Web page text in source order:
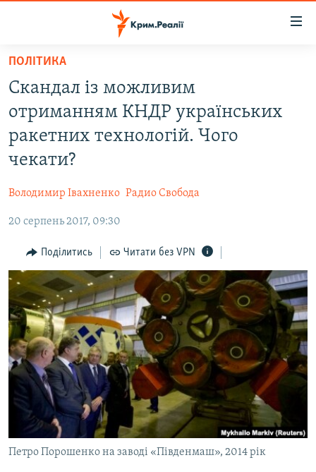
Перейти
основного
матеріалу
Перейти
до
основної
Перейти
до
ВОДА.КРИМ
ВІДЕО ТА ФОТО
ПОЛІТИКА
ПОГЛЯД
ІНТЕРВ'Ю
ВСЕ ЗА ДЕНЬ
СПЕЦПРОЕКТИ
ДЕПОРТАЦІЯ
ВІДЕОУРОКИ «ELIFBE»
СВІДЧЕННЯ ОКУПАЦІЇ
УКРАЇНСЬКА ПРОБЛЕМА КРИМУ
ІНФОГРАФІКА
ЯК ОБІЙТИ БЛОКУВАННЯ
Русский
Qırımtatar
ДОЛУЧАЙСЯ!
ПОЛІТИКА
Скандал із можливим
отриманням КНДР українських
ракетних технологій. Чого
чекати?
Володимир Івахненко Радио Свобода
20 серпень 2017, 09:30
Поділитись Читати без VPN
Петро Порошенко на заводі «Південмаш», 2014 рік